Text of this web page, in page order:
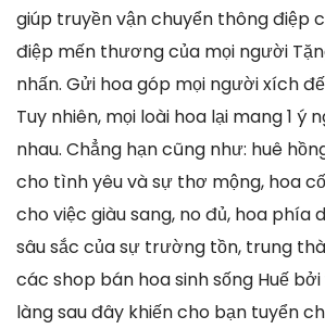
giúp truyền vận chuyển thông điệp
điệp mến thương của mọi người
nhấn. Gửi hoa góp mọi người xích
Tuy nhiên, mọi loài hoa lại mang 1 ý
nhau. Chẳng hạn cũng như: huê
cho tình yêu và sự thơ mộng, hoa
cho việc giàu sang, no đủ, hoa phía
sâu sắc của sự trường tồn, trung
các shop bán hoa sinh sống Huế
làng sau đây khiến cho bạn tuyển